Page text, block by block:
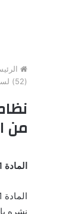
(52) لسنة 1972
من المادة (34) من
المادة 1
المادة 1- يسمى هذا النظام ( نظام اللوازم والتعهدات في الجامعة الاردينة لسنة 1978 ) ويعمل به بعد مرور شهر من تاريخ
نشره